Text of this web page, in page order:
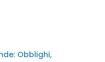
Obblighi,